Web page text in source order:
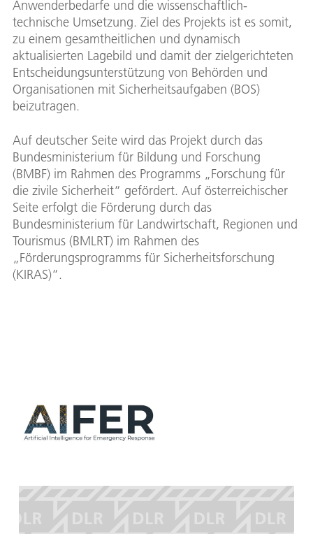
Anwenderbedarfe und die wissenschaftlich-
technische Umsetzung. Ziel des Projekts ist es somit,
zu einem gesamtheitlichen und dynamisch
aktualisierten Lagebild und damit der zielgerichteten
Entscheidungsunterstützung von Behörden und
Organisationen mit Sicherheitsaufgaben (BOS)
beizutragen.
Auf deutscher Seite wird das Projekt durch das
Bundesministerium für Bildung und Forschung
(BMBF) im Rahmen des Programms „Forschung für
die zivile Sicherheit“ gefördert. Auf österreichischer
Seite erfolgt die Förderung durch das
Bundesministerium für Landwirtschaft, Regionen und
Tourismus (BMLRT) im Rahmen des
„Förderungsprogramms für Sicherheitsforschung
(KIRAS)“.